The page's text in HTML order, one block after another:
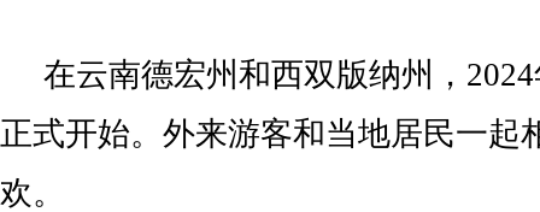
在云南德宏州和西双版纳州，
正式开始。外来游客和当地居民一起
欢。